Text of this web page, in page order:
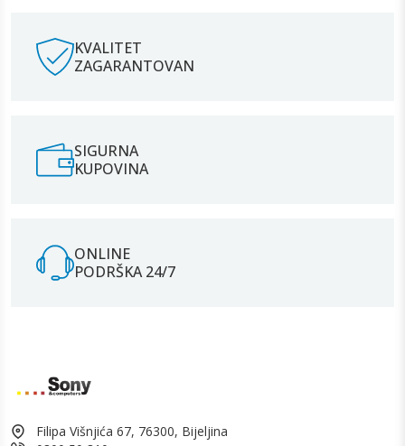
KVALITET
ZAGARANTOVAN
SIGURNA
KUPOVINA
ONLINE
PODRŠKA 24/7
Filipa Višnjića 67, 76300, Bijeljina